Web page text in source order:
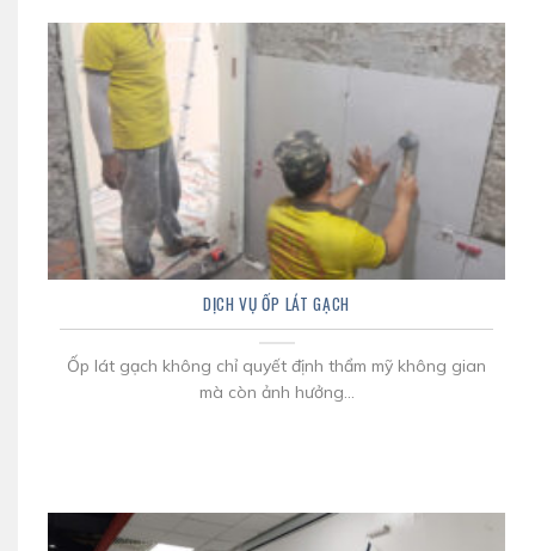
DỊCH VỤ ỐP LÁT GẠCH
Ốp lát gạch không chỉ quyết định thẩm mỹ không gian
mà còn ảnh hưởng...